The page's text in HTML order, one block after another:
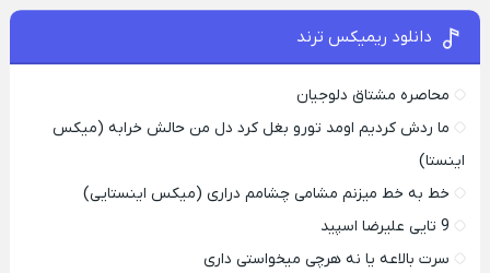
دانلود ریمیکس ترند
محاصره مشتاق دلوجیان
ما ردش کردیم اومد تورو بغل کرد دل من حالش خرابه (میکس
اینستا)
خط به خط میزنم مشامی چشامم دراری (میکس اینستایی)
9 تایی علیرضا اسپید
سرت بالاعه یا نه هرچی میخواستی داری